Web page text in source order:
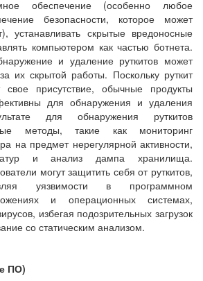
обеспечение (особенно любое
безопасности, которое может
устанавливать скрытые вредоносные
компьютером как частью ботнета.
и удаление руткитов может
их скрытой работы. Поскольку руткит
свое присутствие, обычные продукты
для обнаружения и удаления
для обнаружения руткитов
методы, такие как мониторинг
на предмет нерегулярной активности,
и анализ дампа хранилища.
могут защитить себя от руткитов,
уязвимости в программном
и операционных системах,
избегая подозрительных загрузок
со статическим анализом.
ПО)